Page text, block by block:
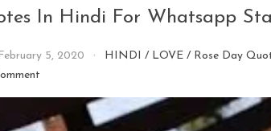
In Hindi For Whatsapp
5, 2020 HINDI / LOVE / Rose Day
on
Quotes